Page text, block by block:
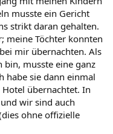
musste ein Gericht
strikt daran gehalten.
meine Töchter konnten
mir übernachten. Als
bin, musste eine ganz
habe sie dann einmal
übernachtet. In
wir sind auch
ohne offizielle